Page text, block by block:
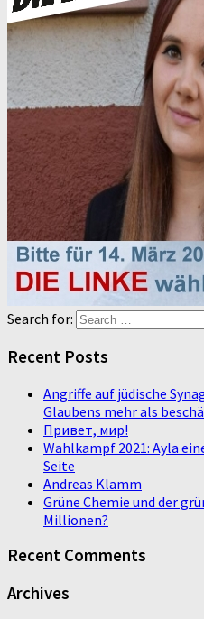
Search for:
Recent Posts
Angriffe auf jüdische
Glaubens mehr als
Привет, мир!
Wahlkampf 2021: Ayla
Seite
Andreas Klamm
Grüne Chemie und der
Millionen?
Recent Comments
Archives